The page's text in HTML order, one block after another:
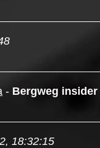
- Bergweg insider
18:32:15